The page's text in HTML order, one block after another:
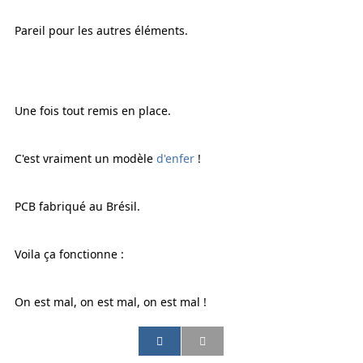
Pareil pour les autres éléments.
Une fois tout remis en place.
C'est vraiment un modèled'enfer !
PCB fabriqué au Brésil.
Voila ça fonctionne :
On est mal, on est mal, on est mal !
a
a
a
a